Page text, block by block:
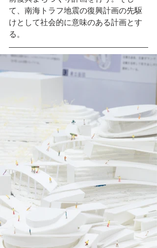
て、南海トラフ地震の復興計画の先駆
けとして社会的に意味のある計画とす
る。